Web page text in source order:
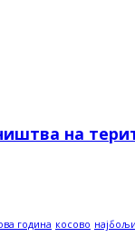
на
година косово